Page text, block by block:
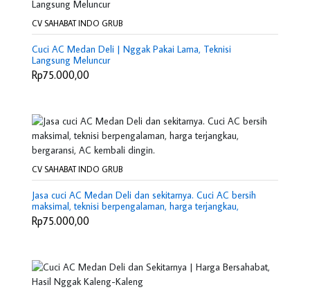
CV SAHABAT INDO GRUB
Cuci AC Medan Deli | Nggak Pakai Lama, Teknisi
Langsung Meluncur
Rp75.000,00
CV SAHABAT INDO GRUB
Jasa cuci AC Medan Deli dan sekitarnya. Cuci AC bersih
maksimal, teknisi berpengalaman, harga terjangkau,
bergaransi, AC kembali dingin.
Rp75.000,00